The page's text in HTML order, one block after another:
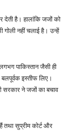
देती है। हालांकि जजों को
नहीं चलाई है। उन्हें
पाकिस्तान जैसी ही
इस्तीफ लिए।
सरकार ने जजों का बचाव
तथा सुप्रीम कोर्ट और